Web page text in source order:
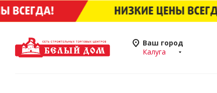
Ваш город
Калуга